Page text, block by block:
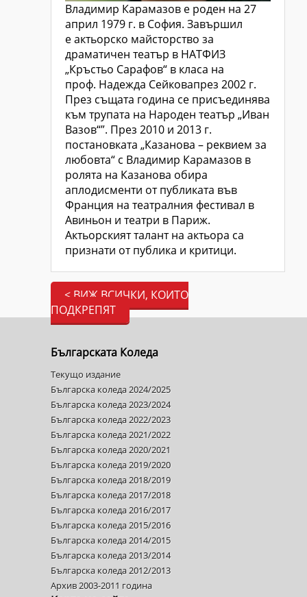
Владимир Карамазов е роден на 27
април 1979 г. в София. Завършил
е актьорско майсторство за
драматичен театър в НАТФИЗ
„Кръстьо Сарафов“ в класа на
проф. Надежда Сейковапрез 2002 г.
През същата година се присъединява
към трупата на Народен театър „Иван
Вазов“”. През 2010 и 2013 г.
постановката „Казанова – реквием за
любовта“ с Владимир Карамазов в
ролята на Казанова обира
аплодисменти от публиката във
Франция на театралния фестивал в
Авиньон и театри в Париж.
Актьорският талант на актьора са
признати от публика и критици.
< ВИЖ ВСИЧКИ, КОИТО
ПОДКРЕПЯТ
Българската Коледа
Текущо издание
Българска коледа 2024/2025
Българска коледа 2023/2024
Българска коледа 2022/2023
Българска коледа 2021/2022
Българска коледа 2020/2021
Българска коледа 2019/2020
Българска коледа 2018/2019
Българска коледа 2017/2018
Българска коледа 2016/2017
Българска коледа 2015/2016
Българска коледа 2014/2015
Българска коледа 2013/2014
Българска коледа 2012/2013
Архив 2003-2011 година